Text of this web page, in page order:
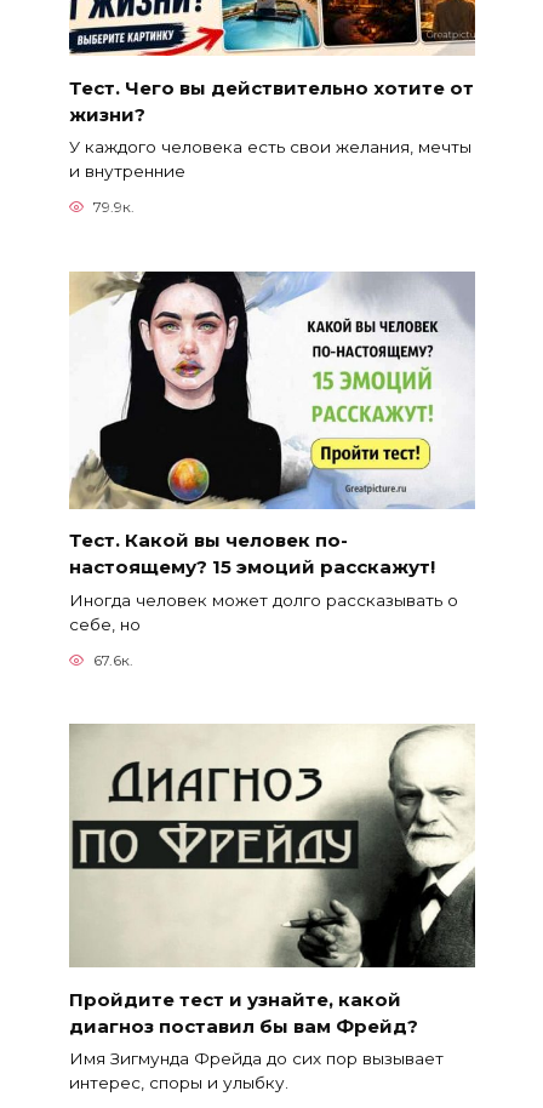
Тест. Чего вы действительно хотите от
жизни?
У каждого человека есть свои желания, мечты
и внутренние
79.9к.
Тест. Какой вы человек по-
настоящему? 15 эмоций расскажут!
Иногда человек может долго рассказывать о
себе, но
67.6к.
Пройдите тест и узнайте, какой
диагноз поставил бы вам Фрейд?
Имя Зигмунда Фрейда до сих пор вызывает
интерес, споры и улыбку.